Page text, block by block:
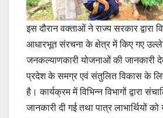
इस दौरान वक्ताओं ने राज्य सरकार द्वारा
आधारभूत संरचना के क्षेत्र में किए गए
जनकल्याणकारी योजनाओं की जानकारी
प्रदेश के समग्र एवं संतुलित विकास के लिए
है। कार्यक्रम में विभिन्न विभागों द्वारा
जानकारी दी गई तथा पात्र लाभार्थियों